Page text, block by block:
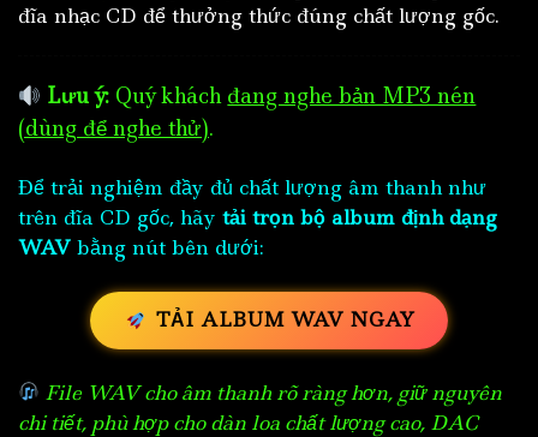
đĩa nhạc CD để thưởng thức đúng chất lượng gốc.
Lưu ý: Quý khách đang nghe bản MP3 nén
(dùng để nghe thử).
Để trải nghiệm đầy đủ chất lượng âm thanh như
trên đĩa CD gốc, hãy tải trọn bộ album định dạng
WAV bằng nút bên dưới:
TẢI ALBUM WAV NGAY
File WAV cho âm thanh rõ ràng hơn, giữ nguyên
chi tiết, phù hợp cho dàn loa chất lượng cao, DAC